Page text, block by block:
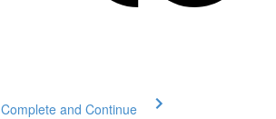
Complete and Continue